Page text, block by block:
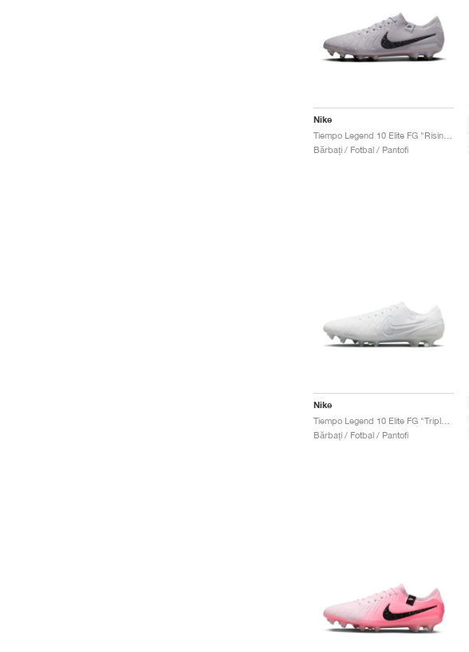
Nike
Bărbați / Fotbal / Pantofi
Nike
Bărbați / Fotbal / Pantofi